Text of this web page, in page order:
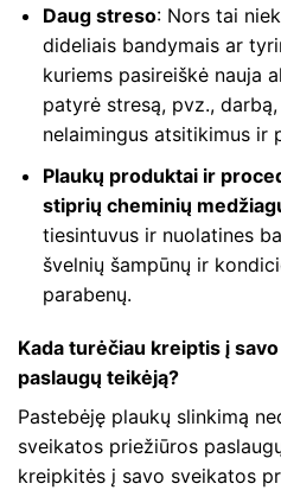
Daug streso: Nors tai
dideliais bandymais ar
kuriems pasireiškė nauja
patyrė stresą, pvz.,
nelaimingus atsitikimus ir
Plaukų produktai ir
stiprių cheminių
tiesintuvus ir nuolatines
švelnių šampūnų ir
parabenų.
Kada turėčiau kreiptis į
paslaugų teikėją?
Pastebėję plaukų slinkimą
sveikatos priežiūros
kreipkitės į savo sveikatos